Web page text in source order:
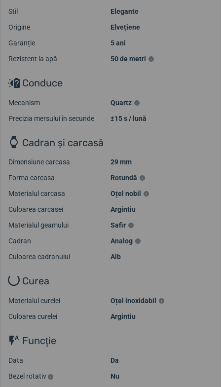
Stil
Elegante
Origine
Elvețiene
Garanție
5 ani
Rezistent la apă
50 de metri
Conduce
Mecanism
Quartz
Precizia mersului în secunde
±15 s / lună
Cadran și carcasă
Dimensiune carcasa
29 mm
Forma carcasa
Rotundă
Materialul carcasa
Oțel nobil
Culoarea carcasei
Argintiu
Materialul geamului
Safir
Cadran
Analog
Culoarea cadranului
Alb
Curea
Materialul curelei
Oțel inoxidabil
Culoarea curelei
Argintiu
Funcţie
Data
Da
Bezel rotativ
Nu